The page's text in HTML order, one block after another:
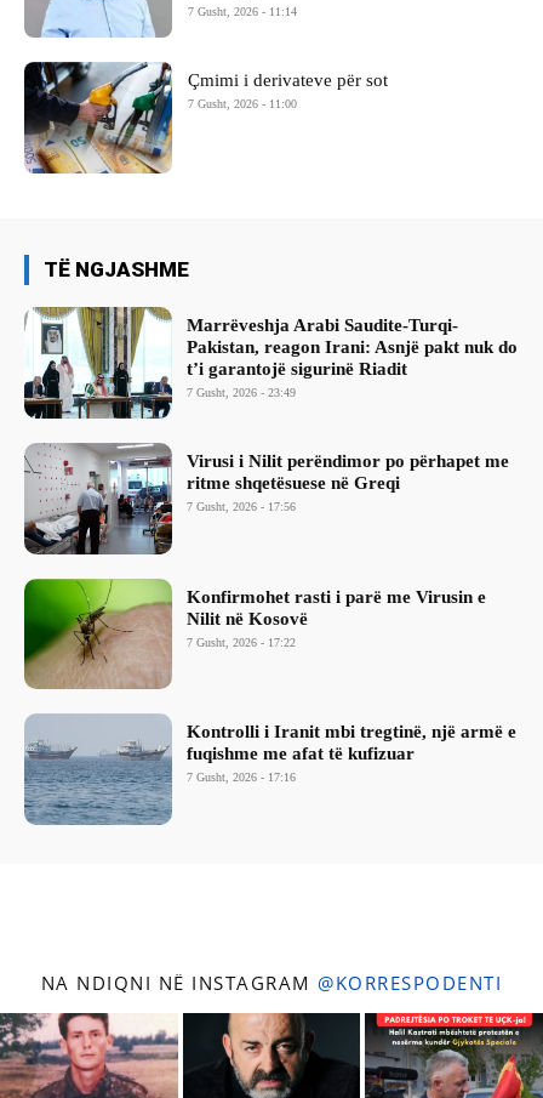
7 Gusht, 2026 - 11:14
Çmimi i derivateve për sot
7 Gusht, 2026 - 11:00
TË NGJASHME
Marrëveshja Arabi Saudite-Turqi-
Pakistan, reagon Irani: Asnjë pakt nuk do
t’i garantojë sigurinë Riadit
7 Gusht, 2026 - 23:49
Virusi i Nilit perëndimor po përhapet me
ritme shqetësuese në Greqi
7 Gusht, 2026 - 17:56
Konfirmohet rasti i parë me Virusin e
Nilit në Kosovë
7 Gusht, 2026 - 17:22
Kontrolli i Iranit mbi tregtinë, një armë e
fuqishme me afat të kufizuar
7 Gusht, 2026 - 17:16
NA NDIQNI NË INSTAGRAM @KORRESPODENTI